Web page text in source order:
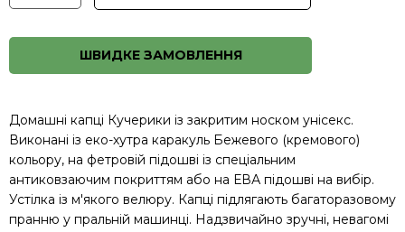
ШВИДКЕ ЗАМОВЛЕННЯ
Домашні капці Кучерики із закритим носком унісекс.
Виконані із еко-хутра каракуль Бежевого (кремового)
кольору, на фетровій підошві із спеціальним
антиковзаючим покриттям або на ЕВА підошві на вибір.
Устілка із м'якого велюру. Капці підлягають багаторазовому
пранню у пральній машинці. Надзвичайно зручні, невагомі